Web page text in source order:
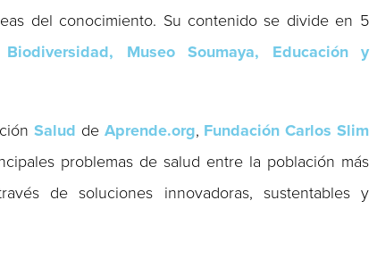
del conocimiento. Su contenido se divide en 5
Museo Soumaya,
Educación y
Salud de Aprende.org, Fundación Carlos Slim
problemas de salud entre la población más
de soluciones innovadoras, sustentables y